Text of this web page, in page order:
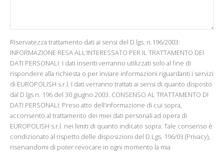
Riservatezza trattamento dati ai sensi del D.lgs. n.196/2003:
INFORMAZIONE RESA ALL’INTERESSATO PER IL TRATTAMENTO DEI
DATI PERSONALI: I dati inseriti verranno utilizzati solo al fine di
rispondere alla richiesta o per inviare informazioni riguardanti i servizi
di EUROPOLISH s.r.l. I dati verranno trattati ai sensi di quanto disposto
dal D.lgs n. 196 del 30 giugno 2003. CONSENSO AL TRATTAMENTO DI
DATI PERSONALI: Preso atto dell’informazione di cui sopra,
acconsento al trattamento dei miei dati personali ad opera di
EUROPOLISH s.r.l. nei limiti di quanto indicato sopra. Tale consenso è
condizionato al rispetto delle disposizioni del D.Lgs. 196/03 (Privacy),
riservandomi di poter revocare in ogni momento la mia